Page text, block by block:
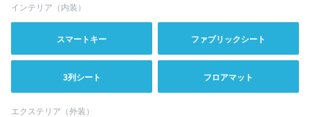
インテリア（内装）
スマートキー ファブリックシート
3列シート フロアマット
エクステリア（外装）